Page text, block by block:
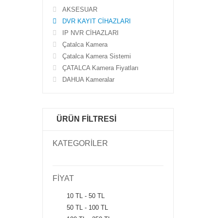
AKSESUAR
DVR KAYIT CİHAZLARI
IP NVR CİHAZLARI
Çatalca Kamera
Çatalca Kamera Sistemi
ÇATALCA Kamera Fiyatları
DAHUA Kameralar
ÜRÜN FİLTRESİ
KATEGORİLER
FİYAT
10 TL - 50 TL
50 TL - 100 TL